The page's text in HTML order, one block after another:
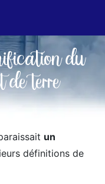
du
de terre
un
définitions de